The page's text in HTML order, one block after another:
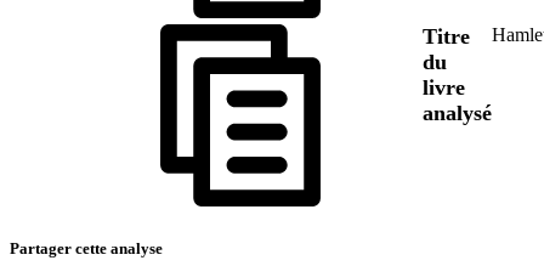
Titre
du
livre
analysé
Partager cette analyse